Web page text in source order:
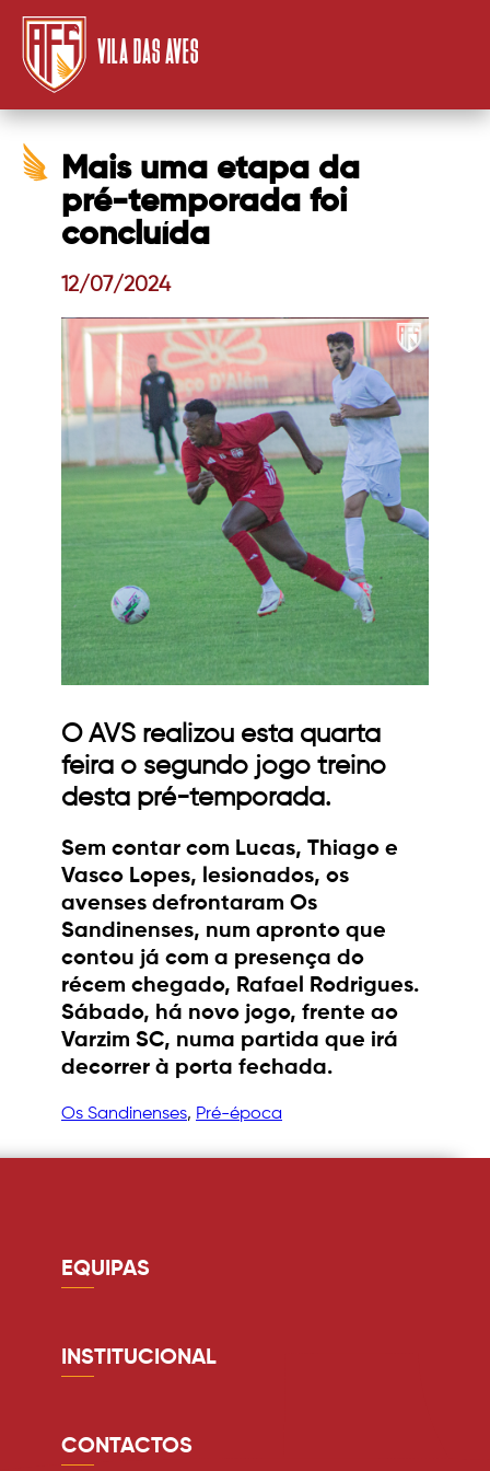
VILA DAS AVES
Mais uma etapa da
pré-temporada foi
concluída
12/07/2024
O AVS realizou esta quarta
feira o segundo jogo treino
desta pré-temporada.
Sem contar com Lucas, Thiago e
Vasco Lopes, lesionados, os
avenses defrontaram Os
Sandinenses, num apronto que
contou já com a presença do
récem chegado, Rafael Rodrigues.
Sábado, há novo jogo, frente ao
Varzim SC, numa partida que irá
decorrer à porta fechada.
Os Sandinenses, Pré-época
EQUIPAS
Defesa
Equipa Técnica
INSTITUCIONAL
Estádio
CONTACTOS